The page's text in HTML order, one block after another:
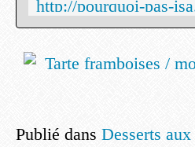
Publié dans Desserts